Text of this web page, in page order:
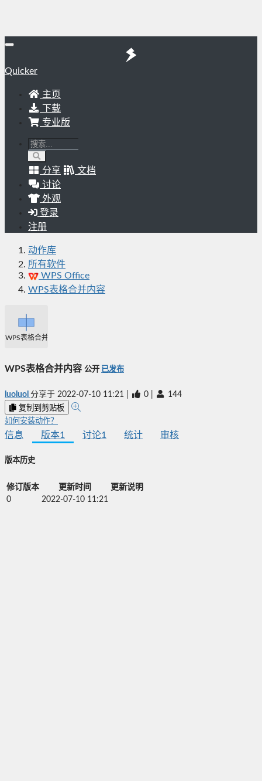
Quicker
主页
下载
专业版
分享
文档
讨论
外观
登录
注册
动作库
所有软件
WPS Office
WPS表格合并内容
WPS表格合并内容
WPS表格合并内容 公开 已发布
luoluol 分享于 2022-07-10 11:21 0 144
复制到剪贴板
如何安装动作？
信息 版本1 讨论1 统计 审核
版本历史
修订版本 更新时间
更新说明
0
2022-07-10 11:21